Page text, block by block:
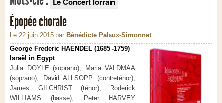
Épopée chorale
Le 22 juin 2015 par Bénédicte Palaux-Simonnet
George Frederic HAENDEL (1685 -1759)
Israël in Egypt
Julia DOYLE (soprano), Maria VALDMAA
(soprano), David ALLSOPP (contreténor),
James GILCHRIST (ténor), Roderick
WILLIAMS (basse), Peter HARVEY